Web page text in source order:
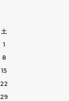
土
1
8
15
22
29